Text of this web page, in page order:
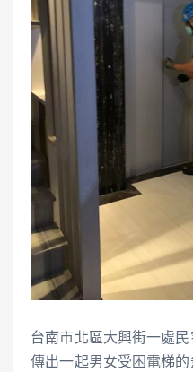
台南市北區大興街一處民
傳出一起男女受困電梯的